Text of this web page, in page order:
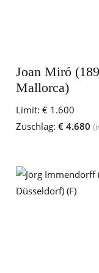
Joan Miró
Mallorca)
Limit: € 1.600
Zuschlag: € 4.680